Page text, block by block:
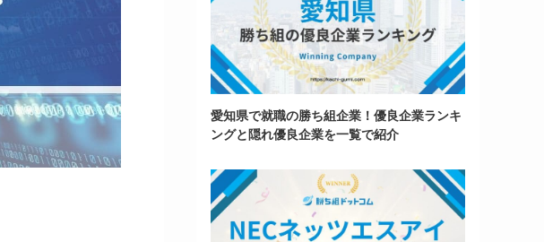
愛知県で就職の勝ち組企業！優良企業ランキ
ングと隠れ優良企業を一覧で紹介